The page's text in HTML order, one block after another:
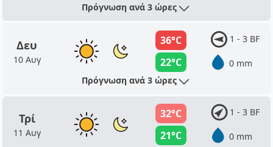
Πρόγνωση ανά 3 ώρες
Δευ
10 Αυγ
36°C
22°C
1 - 3 BF
0 mm
Πρόγνωση ανά 3 ώρες
Τρί
11 Αυγ
32°C
21°C
1 - 3 BF
0 mm